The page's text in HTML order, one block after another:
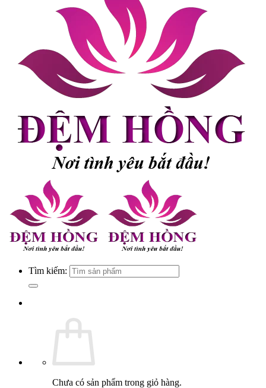
Tìm kiếm:
Chưa có sản phẩm trong giỏ hàng.